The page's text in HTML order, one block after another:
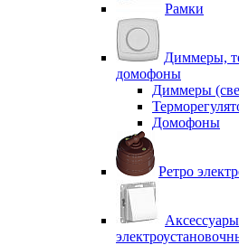
Рамки
Диммеры,
домофоны
Диммеры
Домофоны
Ретро